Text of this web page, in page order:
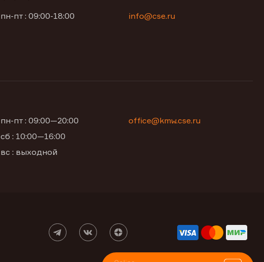
пн-пт : 09:00-18:00 info@cse.ru
пн-пт : 09:00—20:00
сб : 10:00—16:00
вс : выходной
office@kmw.cse.ru